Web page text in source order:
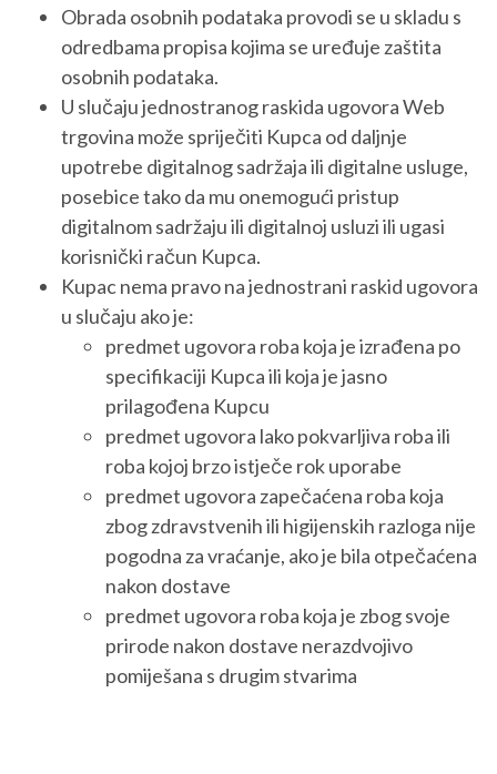
Obrada osobnih podataka provodi se u skladu s
odredbama propisa kojima se uređuje zaštita
osobnih podataka.
U slučaju jednostranog raskida ugovora Web
trgovina može spriječiti Kupca od daljnje
upotrebe digitalnog sadržaja ili digitalne usluge,
posebice tako da mu onemogući pristup
digitalnom sadržaju ili digitalnoj usluzi ili ugasi
korisnički račun Kupca.
Kupac nema pravo na jednostrani raskid ugovora
u slučaju ako je:
predmet ugovora roba koja je izrađena po
specifikaciji Kupca ili koja je jasno
prilagođena Kupcu
predmet ugovora lako pokvarljiva roba ili
roba kojoj brzo istječe rok uporabe
predmet ugovora zapečaćena roba koja
zbog zdravstvenih ili higijenskih razloga nije
pogodna za vraćanje, ako je bila otpečaćena
nakon dostave
predmet ugovora roba koja je zbog svoje
prirode nakon dostave nerazdvojivo
pomiješana s drugim stvarima